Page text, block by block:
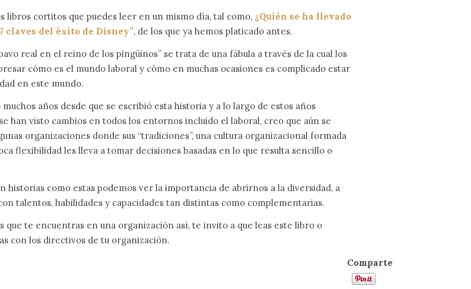
libros cortitos que puedes leer en un mismo día, tal como, ¿Quién se ha llevado
claves del éxito de Disney”, de los que ya hemos platicado antes.
real en el reino de los pingüinos” se trata de una fábula a través de la cual los
cómo es el mundo laboral y cómo en muchas ocasiones es complicado estar
en este mundo.
muchos años desde que se escribió esta historia y a lo largo de estos años
han visto cambios en todos los entornos incluido el laboral, creo que aún se
organizaciones donde sus “tradiciones”, una cultura organizacional formada
flexibilidad les lleva a tomar decisiones basadas en lo que resulta sencillo o
historias como estas podemos ver la importancia de abrirnos a la diversidad, a
talentos, habilidades y capacidades tan distintas como complementarias.
que te encuentras en una organización así, te invito a que leas este libro o
con los directivos de tu organización.
Comparte